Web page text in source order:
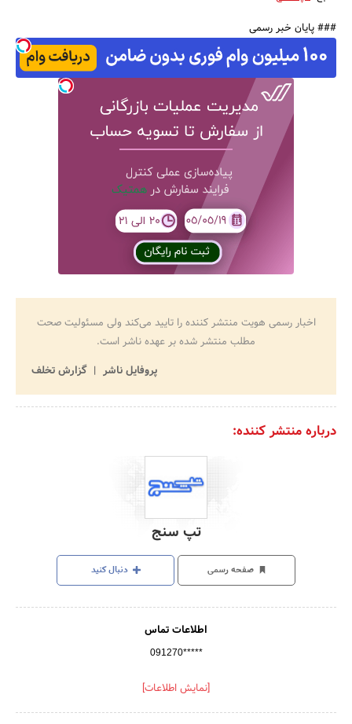
### پایان خبر رسمی
اخبار رسمی هویت منتشر کننده را تایید می‌کند ولی مسئولیت صحت
مطلب منتشر شده بر عهده ناشر است.
پروفایل ناشر
گزارش تخلف
درباره منتشر کننده:
تپ سنج
صفحه رسمی دنبال کنید
اطلاعات تماس
091270*****
[نمایش اطلاعات]